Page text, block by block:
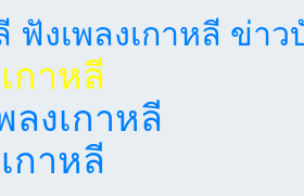
ฟังเพลงเกาหลี ข่าว
กาหลี
ลงเกาหลี
กาหลี